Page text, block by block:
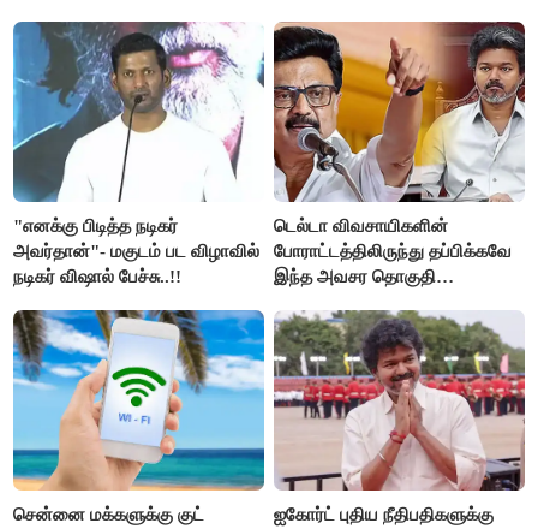
"எனக்கு பிடித்த நடிகர்
அவர்தான்"- மகுடம் பட விழாவில்
நடிகர் விஷால் பேச்சு..!!
டெல்டா விவசாயிகளின்
போராட்டத்திலிருந்து தப்பிக்கவே
இந்த அவசர தொகுதி
அரங்கேற்றுகிறார் முதலமைச்சர் -
திமுக ஐடி விங்..!!
சென்னை மக்களுக்கு குட்
ஐகோர்ட் புதிய நீதிபதிகளுக்கு